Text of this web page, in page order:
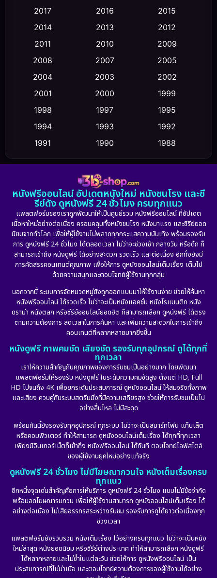
Comedy ตลก (449)
Conspiracy
Crime อาชญากรรม (343)
Culture (23)
Dance เต้น
Detective สืบสวน (5)
Detective สืบสวน (56)
Disaster (10)
Disney+ (21)
Drama ดราม่า (875)
Dystopian (17)
Emotional (101)
Epic มหากาพย์ (17)
Erotic (10)
Fantasy จินตนาการ (248)
Film
Gothic (6)
HBO GO (10)
HBO Max (2)
2017
2016
2015
2014
2013
2012
2011
2010
2009
2008
2007
2005
2004
2003
2002
2001
2000
1999
1998
1997
1995
1994
1993
1992
1991
1990
1988
1986
1985
1983
1981
1974
1971 1962
หนังฟรีออนไลน์ อัปเดตหนังใหม่ หนังชนโรง และซี
รีย์ดัง ดูหนังฟรี 24 ชั่วโมง ครบทุกแนว
แพลตฟอร์มของเราถูกพัฒนาให้เป็นศูนย์รวม หนังฟรีออนไลน์ ที่อัปเดต
เนื้อหาใหม่อย่างต่อเนื่อง ครอบคลุมทั้งหนังชนโรง หนังมาแรง และซีรีย์ยอด
นิยมจากทั่วโลก เพื่อให้ผู้ใช้งานไม่พลาดทุกกระแสความบันเทิง พร้อมรองรับ
การ ดูหนังฟรี 24 ชั่วโมง ได้ตลอดเวลา ไม่ว่าจะช่วงเช้า กลางวัน หรือดึก ก็
สามารถเข้าถึง หนังดูฟรี ได้อย่างสะดวก รวดเร็ว และต่อเนื่อง อีกทั้งยังมี
การคัดสรรคอนเทนต์คุณภาพ เพื่อให้การ ดูหนังออนไลน์เต็มเรื่อง เต็มไป
ด้วยความสนุกและตอบโจทย์ผู้ใช้งานทุกกลุ่ม
นอกจากนี้ ระบบการจัดหมวดหมู่ยังถูกออกแบบมาให้ใช้งานง่าย ช่วยให้ค้นหา
หนังฟรีออนไลน์ ได้รวดเร็ว ไม่ว่าจะเป็นหนังแอคชั่น หนังโรแมนติก หนัง
ดราม่า หนังตลก หรือซีรีย์ออนไลน์ยอดฮิต ก็สามารถเลือก ดูหนังฟรี ได้ตรง
ตามความต้องการ ลดเวลาในการค้นหา และเพิ่มความสะดวกในการเข้าถึง
คอนเทนต์ที่หลากหลายมากยิ่งขึ้น
หนังดูฟรี ภาพคมชัด เสียงชัด รองรับทุกอุปกรณ์ ดูได้ทุกที่
ทุกเวลา
เราให้ความสำคัญกับคุณภาพของการรับชมเป็นอย่างมาก โดยพัฒนา
แพลตฟอร์มให้รองรับ หนังดูฟรี ในระดับความคมชัดสูง ตั้งแต่ HD, Full
HD ไปจนถึง 4K เพื่อยกระดับประสบการณ์ ดูหนังออนไลน์ ให้สมจริงทั้งภาพ
และเสียง ควบคู่กับระบบสตรีมมิ่งที่มีความเสถียรสูง ช่วยให้การรับชมเป็นไป
อย่างลื่นไหล ไม่มีสะดุด
พร้อมกันนี้ยังรองรับทุกอุปกรณ์ ทุกระบบ ไม่ว่าจะเป็นสมาร์ทโฟน แท็บเล็ต
หรือคอมพิวเตอร์ ทำให้สามารถ ดูหนังออนไลน์เต็มเรื่อง ได้ทุกที่ทุกเวลา
เพียงมีอินเทอร์เน็ตก็เข้าถึง หนังฟรีออนไลน์ ได้ทันที ตอบโจทย์ไลฟ์สไตล์
ของผู้ใช้งานยุคใหม่อย่างแท้จริง
ดูหนังฟรี 24 ชั่วโมง ไม่มีโฆษณากวนใจ หนังเต็มเรื่องครบ
ทุกแนว
อีกหนึ่งจุดเด่นสำคัญคือการให้บริการ ดูหนังฟรี 24 ชั่วโมง แบบไม่มีข้อจำกัด
พร้อมลดโฆษณารบกวน เพื่อให้ผู้ใช้งานสามารถ ดูหนังออนไลน์เต็มเรื่อง ได้
อย่างต่อเนื่อง ไม่เสียอรรถรสระหว่างรับชม รองรับการดูได้ยาวต่อเนื่องทุก
ช่วงเวลา
แพลตฟอร์มยังรวบรวม หนังเต็มเรื่อง ไว้อย่างครบทุกแนว ไม่ว่าจะเป็นหนัง
ใหม่ล่าสุด หนังยอดนิยม หรือซีรีย์ต่างประเทศ ทำให้สามารถเลือก หนังดูฟรี
ได้หลากหลายและไม่ซ้ำในแต่ละวัน ช่วยให้การ ดูหนังฟรีออนไลน์ เป็น
ประสบการณ์ที่ไม่น่าเบื่อ และตอบโจทย์ความต้องการของผู้ใช้งานได้อย่าง